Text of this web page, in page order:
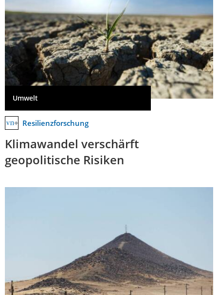
Umwelt
Resilienzforschung
Klimawandel verschärft
geopolitische Risiken